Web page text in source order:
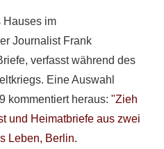
Hauses im
Journalist Frank
verfasst während des
Eine Auswahl
kommentiert heraus: "Zieh
und Heimatbriefe aus zwei
Leben, Berlin.